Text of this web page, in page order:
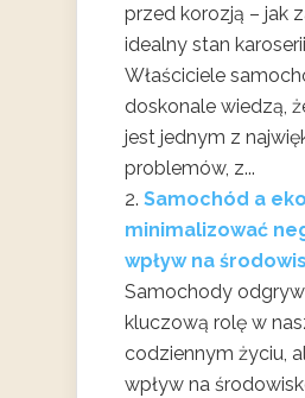
przed korozją – jak
idealny stan
Właściciele
doskonale wiedzą,
jest jednym z
problemów, z...
Samochód a
minimalizować
wpływ na
Samochody
kluczową rolę w
codziennym życiu,
wpływ na